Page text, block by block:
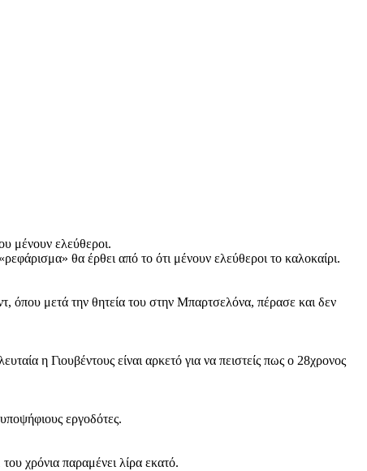
μένουν ελεύθεροι.
θα έρθει από το ότι μένουν ελεύθεροι το καλοκαίρι.
όπου μετά την θητεία του στην Μπαρτσελόνα, πέρασε και δεν
η Γιουβέντους είναι αρκετό για να πειστείς πως ο 28χρονος
εργοδότες.
χρόνια παραμένει λίρα εκατό.